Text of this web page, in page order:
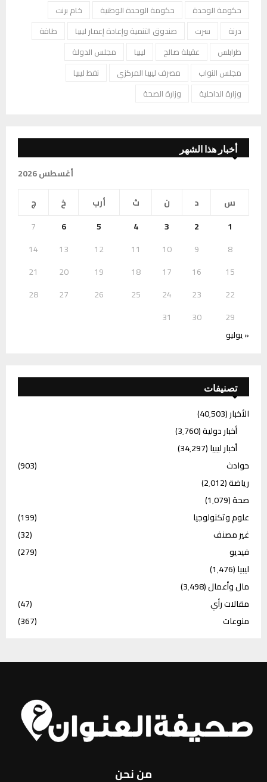
حكومة الوحدة
حكومة الوحدة الوطنية
خام برنت
درنة
سرت صندوق التنمية وإعادة إعمار ليبيا
طاقة
طرابلس
عقيلة صالح ليبيا
مجلس الدولة
مجلس النواب
مصرف ليبيا المركزي
نفط ليبيا
وزارة الداخلية
وزارة الصحة
أخبار هذا الشهر
أغسطس 2026
س
د ن ث أرب خ
ج
1
2
3
4
5
6
7
8
9
10
11
12
13
14
15
16
17
18
19
20
21
22
23
24
25
26
27
28
29
30
31
« يوليو
تصنيفات
الأخبار(40٬503)
أخبار دولية(3٬760)
أخبار ليبيا(34٬297)
حوادث
(903)
رياضة(2٬012)
صحة(1٬079)
علوم وتكنولوجيا
(199)
غير مصنف
(32)
فيديو
(279)
ليبيا(1٬476)
مال وأعمال(3٬498)
مقالات رأي
(47)
منوعات
(367)
من نحن